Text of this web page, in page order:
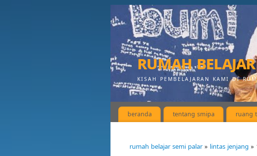
rumah
KISAH PEMBELAJARAN KAMI DI
beranda tentang smipa ruang
rumah belajar semi palar» lintas jenjang »